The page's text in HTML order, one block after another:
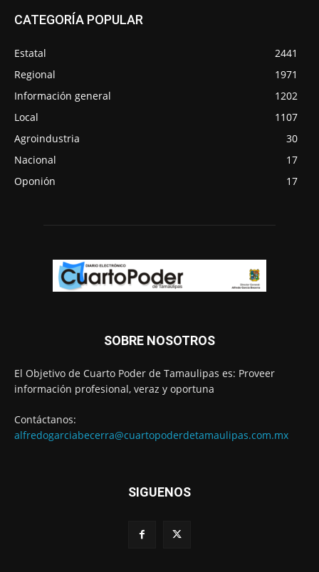
CATEGORÍA POPULAR
Estatal
2441
Regional
1971
Información general
1202
Local
1107
Agroindustria
30
Nacional
17
Oponión
17
SOBRE NOSOTROS
El Objetivo de Cuarto Poder de Tamaulipas es: Proveer
información profesional, veraz y oportuna
Contáctanos:
alfredogarciabecerra@cuartopoderdetamaulipas.com.mx
SIGUENOS